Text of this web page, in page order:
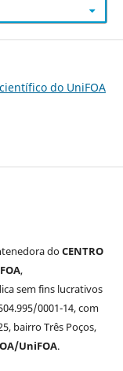
do UniFOA
doCENTRO
,
sem fins lucrativos
0001-14, com
bairro Três Poços,
UniFOA.